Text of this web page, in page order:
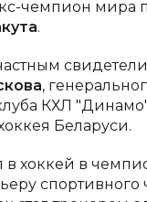
чемпион мира
.
,
КХЛ
Беларуси.
в хоккей в